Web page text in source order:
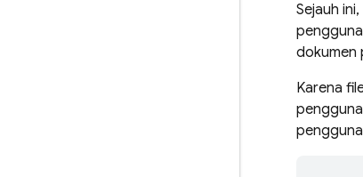
Sejauh
dokumen
Karena